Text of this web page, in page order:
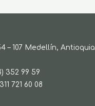
– 107 Medellín, Antioquia
352 99 59
721 60 08